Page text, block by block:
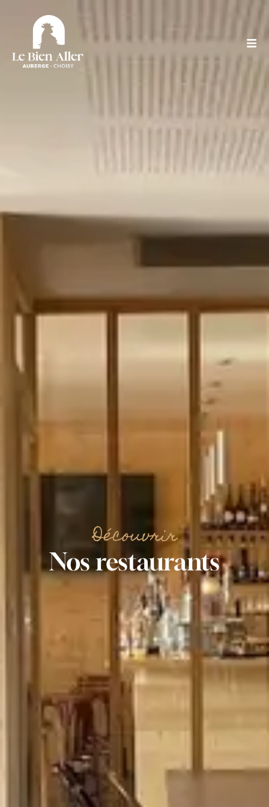
Découvrir
Nos restaurants
ACCUEIL
MENUS
À PROPOS
RÉSERVER